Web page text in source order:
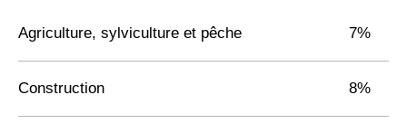
Agriculture, sylviculture et pêche 7%
Construction 8%